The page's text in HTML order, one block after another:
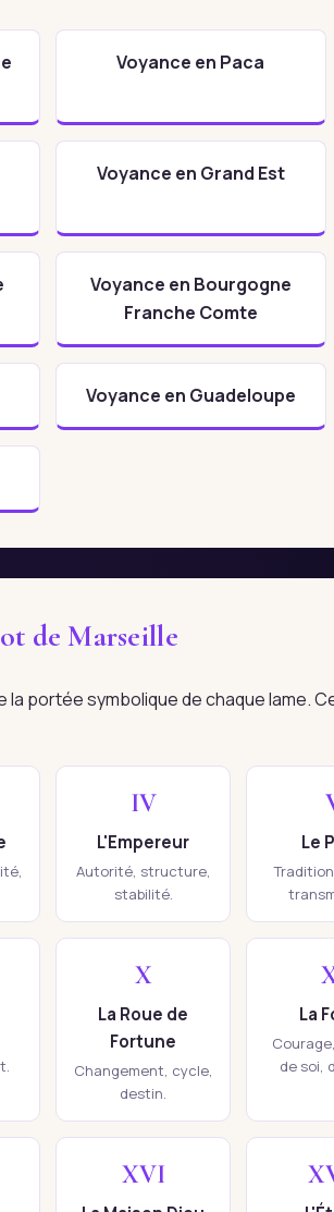
Voyance en Paca
Voyance en Grand Est
Voyance en Bourgogne
Franche Comte
Voyance en Guadeloupe
de Marseille
portée symbolique de chaque lame.
IV
L'Empereur
Autorité, structure,
stabilité.
Le
X
La Roue de
Fortune
Changement, cycle,
destin.
La
de soi,
XVI